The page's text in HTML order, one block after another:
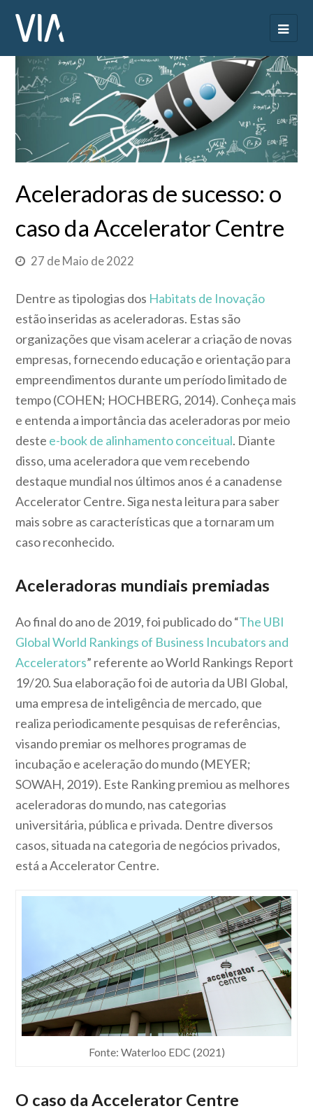
Aceleradoras de sucesso: o
caso da Accelerator Centre
27 de Maio de 2022
Dentre as tipologias dos Habitats de Inovação
estão inseridas as aceleradoras. Estas são
organizações que visam acelerar a criação de novas
empresas, fornecendo educação e orientação para
empreendimentos durante um período limitado de
tempo (COHEN; HOCHBERG, 2014). Conheça mais
e entenda a importância das aceleradoras por meio
deste e-book de alinhamento conceitual. Diante
disso, uma aceleradora que vem recebendo
destaque mundial nos últimos anos é a canadense
Accelerator Centre. Siga nesta leitura para saber
mais sobre as características que a tornaram um
caso reconhecido.
Aceleradoras mundiais premiadas
Ao final do ano de 2019, foi publicado do “The UBI
Global World Rankings of Business Incubators and
Accelerators” referente ao World Rankings Report
19/20. Sua elaboração foi de autoria da UBI Global,
uma empresa de inteligência de mercado, que
realiza periodicamente pesquisas de referências,
visando premiar os melhores programas de
incubação e aceleração do mundo (MEYER;
SOWAH, 2019). Este Ranking premiou as melhores
aceleradoras do mundo, nas categorias
universitária, pública e privada. Dentre diversos
casos, situada na categoria de negócios privados,
está a Accelerator Centre.
Fonte: Waterloo EDC (2021)
O caso da Accelerator Centre